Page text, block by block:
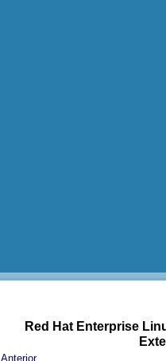
Red Hat Enterprise
Anterior